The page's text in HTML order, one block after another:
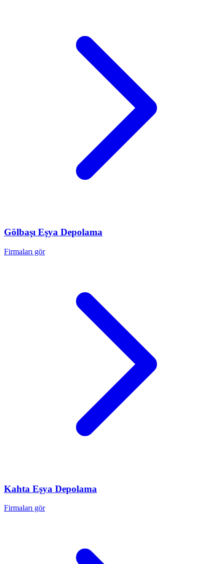
Gölbaşı Eşya Depolama
Firmaları gör
Kahta Eşya Depolama
Firmaları gör